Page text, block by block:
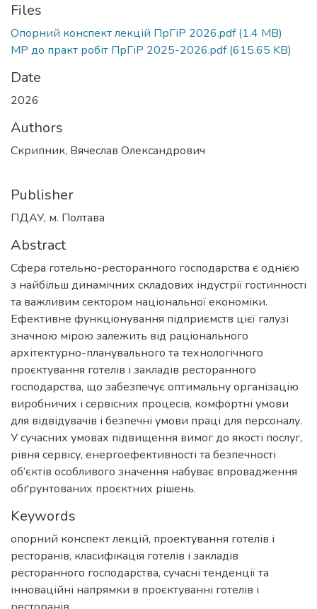
Files
Опорний конспект лекцій ПрГіР 2026.pdf(1.4 MB)
МР до практ робіт ПрГіР 2025-2026.pdf(615.65 KB)
Date
2026
Authors
Скрипник, Вячеслав Олександрович
Publisher
ПДАУ, м. Полтава
Abstract
Сфера готельно-ресторанного господарства є однією
з найбільш динамічних складових індустрії гостинності
та важливим сектором національної економіки.
Ефективне функціонування підприємств цієї галузі
значною мірою залежить від раціонального
архітектурно-планувального та технологічного
проєктування готелів і закладів ресторанного
господарства, що забезпечує оптимальну організацію
виробничих і сервісних процесів, комфортні умови
для відвідувачів і безпечні умови праці для персоналу.
У сучасних умовах підвищення вимог до якості послуг,
рівня сервісу, енергоефективності та безпечності
об’єктів особливого значення набуває впровадження
обґрунтованих проєктних рішень.
Keywords
опорний конспект лекцій, проектування готелів і
ресторанів, класифікація готелів і закладів
ресторанного господарства, сучасні тенденції та
інноваційні напрямки в проєктуванні готелів і